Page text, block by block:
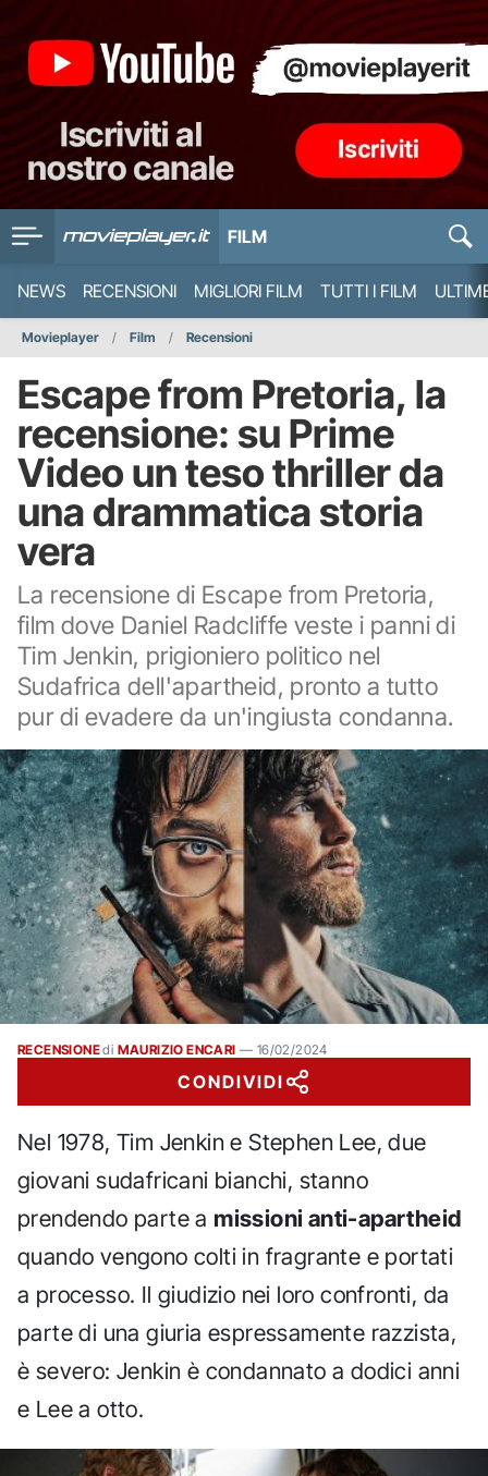
FILM
NEWS RECENSIONI MIGLIORI FILM TUTTI I FILM
Movieplayer Film Recensioni
Escape from Pretoria, la
recensione: su Prime
Video un teso thriller da
una drammatica storia
vera
La recensione di Escape from Pretoria,
film dove Daniel Radcliffe veste i panni di
Tim Jenkin, prigioniero politico nel
Sudafrica dell'apartheid, pronto a tutto
pur di evadere da un'ingiusta condanna.
RECENSIONEdi MAURIZIO ENCARI — 16/02/2024
CONDIVIDI
Nel 1978, Tim Jenkin e Stephen Lee, due
giovani sudafricani bianchi, stanno
prendendo parte a missioni anti-apartheid
quando vengono colti in fragrante e portati
a processo. Il giudizio nei loro confronti, da
parte di una giuria espressamente razzista,
è severo: Jenkin è condannato a dodici anni
e Lee a otto.